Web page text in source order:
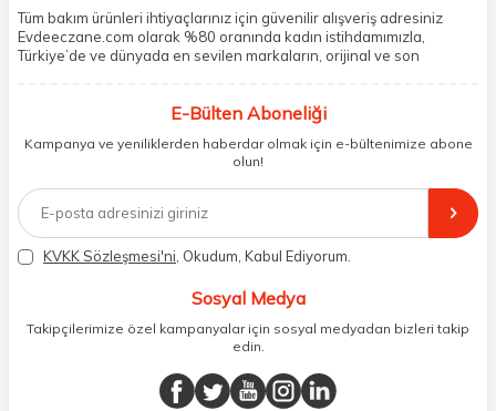
Tüm bakım ürünleri ihtiyaçlarınız için güvenilir alışveriş adresiniz
Evdeeczane.com olarak %80 oranında kadın istihdamımızla,
Türkiye’de ve dünyada en sevilen markaların, orijinal ve son
paketliyoruz. Herhangi bir durumdan dolayı olumsuz olarak geri
müşteri temsilcilerimiz aracılığı ile gerekli tüm desteği sağlıyoruz.
2017 yılından bugüne, yüzlerce marka ve binlerce ürün seçeneğini
doğrudan markalardan ya da markaların yetkili Türkiye
distribütörlerinden faturalı olarak tedarik ediyor ve müşterilerimize
aynı şekilde faturalı ve orijinal ambalajlarda gönderim sağlıyoruz.
Paketleme sürecinde geri dönüştürülebilir malzemeler kullanarak
atık oranımızı en aza indiriyor ve daha yaşanabilir bir dünya
E-Bülten Aboneliği
Kampanya ve yeniliklerden haberdar olmak için e-bültenimize abone
olun!
KVKK Sözleşmesi'ni , Okudum, Kabul Ediyorum.
Sosyal Medya
Takipçilerimize özel kampanyalar için sosyal medyadan bizleri takip
edin.